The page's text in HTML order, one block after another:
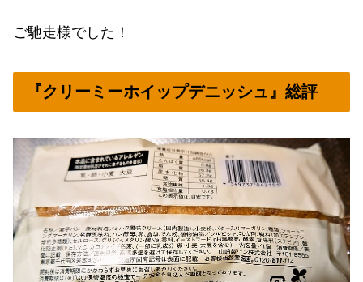
ご馳走様でした！
『クリーミーホイップデニッシュ』総評